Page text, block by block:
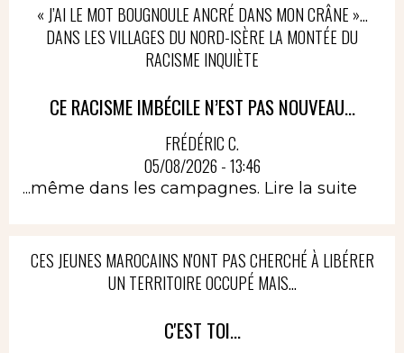
« J’AI LE MOT BOUGNOULE ANCRÉ DANS MON CRÂNE »…
DANS LES VILLAGES DU NORD-ISÈRE LA MONTÉE DU
RACISME INQUIÈTE
CE RACISME IMBÉCILE N’EST PAS NOUVEAU...
FRÉDÉRIC C.
05/08/2026 - 13:46
...même dans les campagnes. Lire la suite
CES JEUNES MAROCAINS N'ONT PAS CHERCHÉ À LIBÉRER
UN TERRITOIRE OCCUPÉ MAIS...
C'EST TOI...